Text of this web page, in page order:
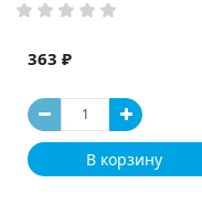
363 ₽
В корзину